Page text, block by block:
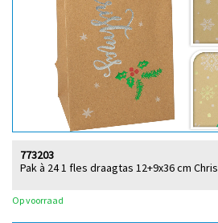
Pak à 24 1 fles draagtas 12+9x36 cm
773203
Op voorraad